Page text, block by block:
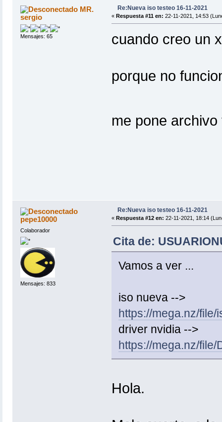
MR.
sergio
Mensajes: 65
Re:Nueva iso testeo 16-11-2021
« Respuesta #11 en: 22-11-2021, 14:53
cuando creo un
porque no
me pone
pepe10000
Colaborador
Mensajes: 833
Re:Nueva iso testeo 16-11-2021
« Respuesta #12 en: 22-11-2021, 18:14
Cita de:
Vamos a ver ...
iso nueva -->
https://mega.nz/
driver nvidia -->
https://mega.nz/
Hola.